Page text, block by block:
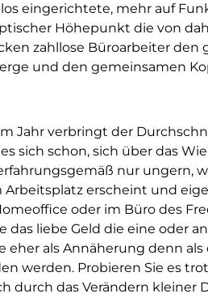
eingerichtete, mehr auf
Höhepunkt die von
zahllose Büroarbeiter den
und den gemeinsamen
Jahr verbringt der
sich schon, sich über das
nur ungern,
erscheint und
oder im Büro des
das liebe Geld die eine oder
eher als Annäherung denn
werden. Probieren Sie es
durch das Verändern